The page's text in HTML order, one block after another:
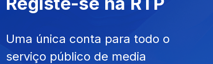
Uma única conta para todo o
serviço público de media